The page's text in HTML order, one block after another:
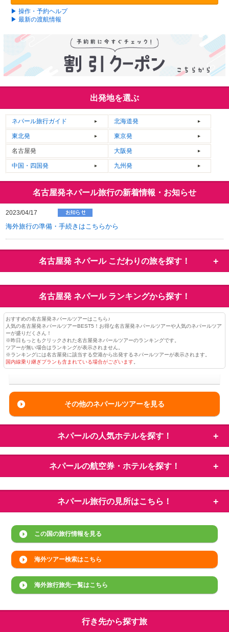
▶ 操作・予約ヘルプ
▶ 最新の渡航情報
出発地を選ぶ
ネパール旅行ガイド 北海道発
東北発 東京発
名古屋発 大阪発
中国・四国発 九州発
名古屋発ネパール旅行の新着情報・お知らせ
2023/04/17
海外旅行の準備・手続きはこちらから
名古屋発 ネパール こだわりの旅を探す！
名古屋発 ネパール ランキングから探す！
おすすめの名古屋発ネパールツアーはこちら♪
人気の名古屋発ネパールツアーBEST5！お得な名古屋発ネパールツアーや人気のネパールツア
ーが盛りだくさん！
※昨日もっともクリックされた名古屋発ネパールツアーのランキングです。
ツアーが無い場合はランキングが表示されません。
※ランキングには名古屋発に該当する空港から出発するネパールツアーが表示されます。
国内線乗り継ぎプランも含まれている場合がございます。
その他のネパールツアーを見る
ネパールの人気ホテルを探す！
ネパールの航空券・ホテルを探す！
ネパール旅行の見所はこちら！
この国の旅行情報を見る
海外ツアー検索はこちら
海外旅行旅先一覧はこちら
行き先から探す旅